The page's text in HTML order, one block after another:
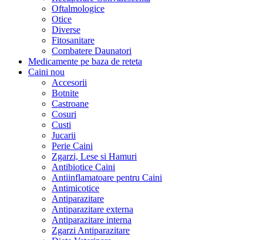
Oftalmologice
Otice
Diverse
Fitosanitare
Combatere Daunatori
Medicamente pe baza de reteta
Caini nou
Accesorii
Botnite
Castroane
Cosuri
Custi
Jucarii
Perie Caini
Zgarzi, Lese si Hamuri
Antibiotice Caini
Antiinflamatoare pentru Caini
Antimicotice
Antiparazitare
Antiparazitare externa
Antiparazitare interna
Zgarzi Antiparazitare